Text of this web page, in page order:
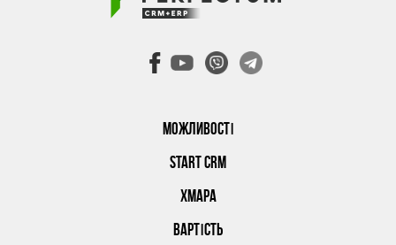
МОЖЛИВОСТІ
START CRM
ХМАРА
ВАРТІСТЬ